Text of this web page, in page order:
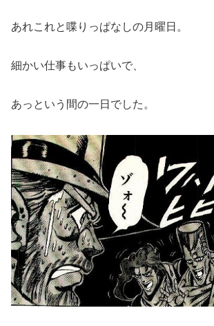
あれこれと喋りっぱなしの月曜日。
細かい仕事もいっぱいで、
あっという間の一日でした。